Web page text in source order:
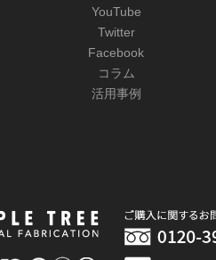
YouTube
Twitter
Facebook
コラム
活用事例